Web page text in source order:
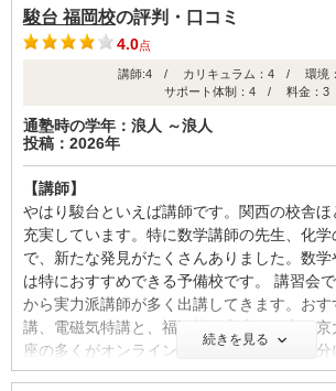
駿台 福岡校の評判・口コミ
4.0点
講師:4 / カリキュラム：4 / 環
サポート体制：4 / 料金：3
通塾時の学年：浪人 ～浪人
投稿：2026年
【講師】
やはり駿台といえば講師です。関西の校舎ほ
充実しています。特に数学講師の先生、化
で、新たな発見がたくさんありました。数
は特におすすめできる予備校です。 講習会
から実力派講師が多く出講してきます。お
講、電磁気特講と、福岡校の京大現代文（
座の多くがオンラインに対応しており、自
受けられるのが魅力です。
続きを見る